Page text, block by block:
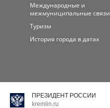
Международные и
межмуниципальные связи
Туризм
История города в датах
ПРЕЗИДЕНТ РОССИИ
kremlin.ru